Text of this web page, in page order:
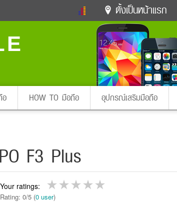
ตั้งเป็นหน้าแรก
ละคร
Glitter
สุขภาพ
กลอน
Facebook Twitter
อ HOW TO มือถือ อุปกรณ์เสริมมือถือ
F3 Plus
Rating: 0/5 (0 user)